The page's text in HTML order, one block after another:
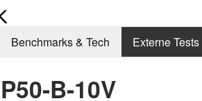
Benchmarks & Tech Externe Tests
B-10V